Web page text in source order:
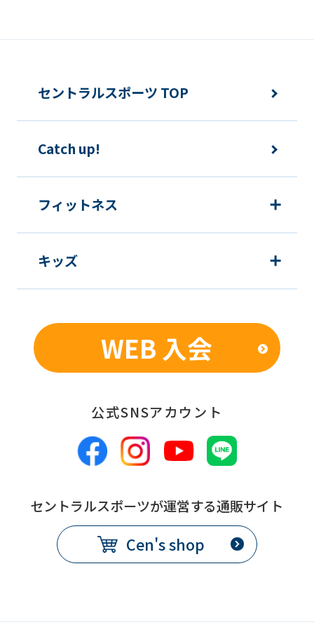
セントラルスポーツ TOP
Catch up!
フィットネス
キッズ
WEB 入会
公式SNSアカウント
セントラルスポーツが運営する通販サイト
Cen's shop